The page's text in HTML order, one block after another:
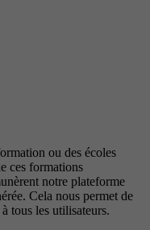
ou des écoles
ces formations
notre plateforme
Cela nous permet de
tous les utilisateurs.